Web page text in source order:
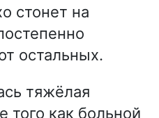
стонет на
остальных.
тяжёлая
того как больной